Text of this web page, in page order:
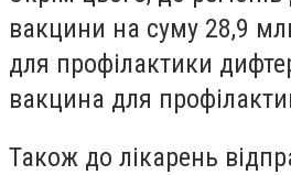
вакцини на суму 28,9
для профілактики
вакцина для
Також до лікарень